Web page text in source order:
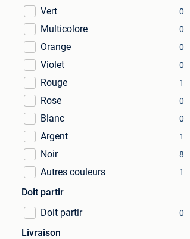
Vert 0
Multicolore 0
Orange 0
Violet 0
Rouge 1
Rose 0
Blanc 0
Argent 1
Noir 8
Autres couleurs 1
Doit partir
Doit partir
0
Livraison